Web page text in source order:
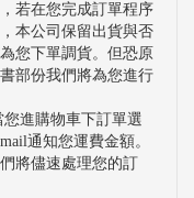
若在您完成訂單程序
本公司保留出貨與否
您下單調貨。但恐原
部份我們將為您進行
進購物車下訂單選
通知您運費金額。
將儘速處理您的訂